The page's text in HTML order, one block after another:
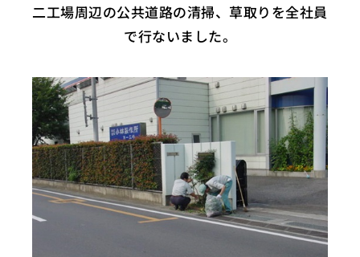
二工場周辺の公共道路の清掃、草取りを全社員
で行ないました。